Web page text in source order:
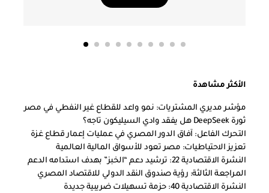
الأكثر مشاهدة
مؤشر مديري المشتريات: نمو واعد للقطاع غير النفطي في مصر
ثورة DeepSeek هل يفقد وادي السيليكون تاجه؟
التحرك الفاعل: آفاق الدور المصري في عمليات إعمار قطاع غزة
تعزيز الاحتياطيات: مصر تعود للأسواق المالية العالمية
النشرة الاقتصادية 22: ترشيد دعم “الخبز” بهدف استدامه الدعم
المراجعة الثالثة: رؤية صندوق النقد الدولي للاقتصاد المصري
النشرة الاقتصادية 40: حزمة تسهيلات ضريبية جديدة